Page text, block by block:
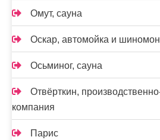
Омут, сауна
Оскар, автомойка и
Осьминог, сауна
Отвёрткин,
компания
Парис